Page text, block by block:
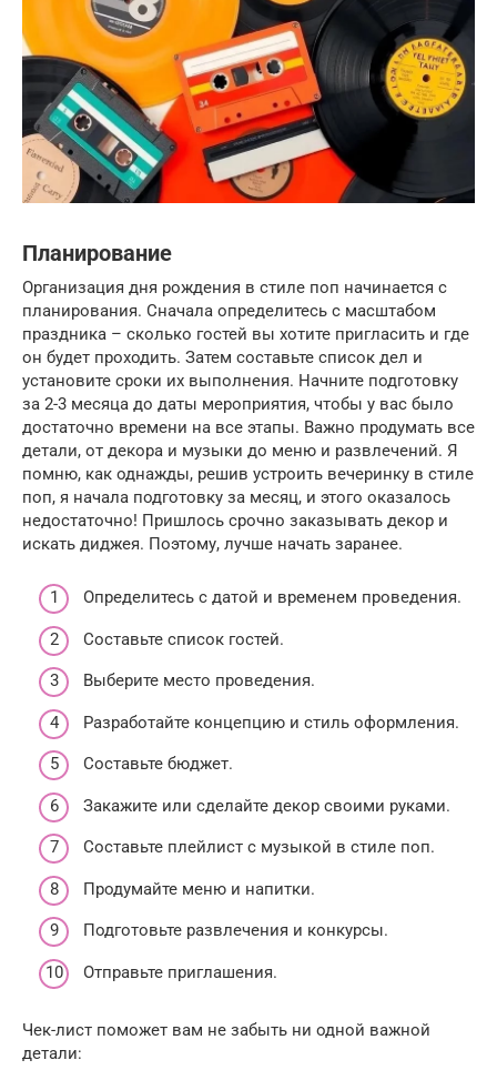
Планирование
Организация дня рождения в стиле поп начинается с
планирования. Сначала определитесь с масштабом
праздника – сколько гостей вы хотите пригласить и где
он будет проходить. Затем составьте список дел и
установите сроки их выполнения. Начните подготовку
за 2-3 месяца до даты мероприятия, чтобы у вас было
достаточно времени на все этапы. Важно продумать все
детали, от декора и музыки до меню и развлечений. Я
помню, как однажды, решив устроить вечеринку в стиле
поп, я начала подготовку за месяц, и этого оказалось
недостаточно! Пришлось срочно заказывать декор и
искать диджея. Поэтому, лучше начать заранее.
Определитесь с датой и временем проведения.
Составьте список гостей.
Выберите место проведения.
Разработайте концепцию и стиль оформления.
Составьте бюджет.
Закажите или сделайте декор своими руками.
Составьте плейлист с музыкой в стиле поп.
Продумайте меню и напитки.
Подготовьте развлечения и конкурсы.
Отправьте приглашения.
Чек-лист поможет вам не забыть ни одной важной
детали: